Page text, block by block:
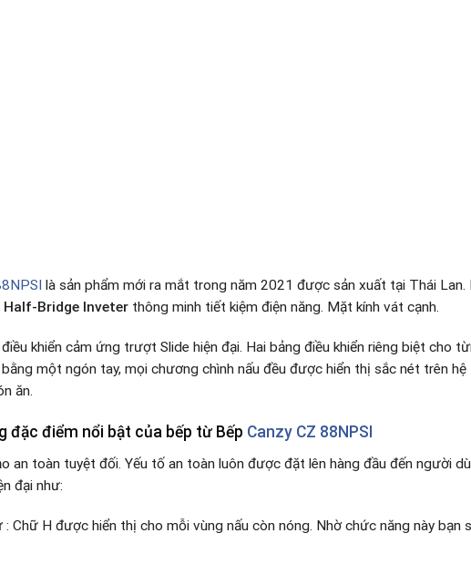
là sản phẩm mới ra mắt trong năm 2021 được sản xuất tại Thái Lan.
Half-Bridge Inveter thông minh tiết kiệm điện năng. Mặt kính vát cạnh.
khiển cảm ứng trượt Slide hiện đại. Hai bảng điều khiển riêng biệt cho
một ngón tay, mọi chương chình nấu đều được hiển thị sắc nét trên
ăn.
đặc điểm nổi bật của bếp từ Bếp Canzy CZ 88NPSI
an toàn tuyệt đối. Yếu tố an toàn luôn được đặt lên hàng đầu đến người
đại như:
: Chữ H được hiển thị cho mỗi vùng nấu còn nóng. Nhờ chức năng này